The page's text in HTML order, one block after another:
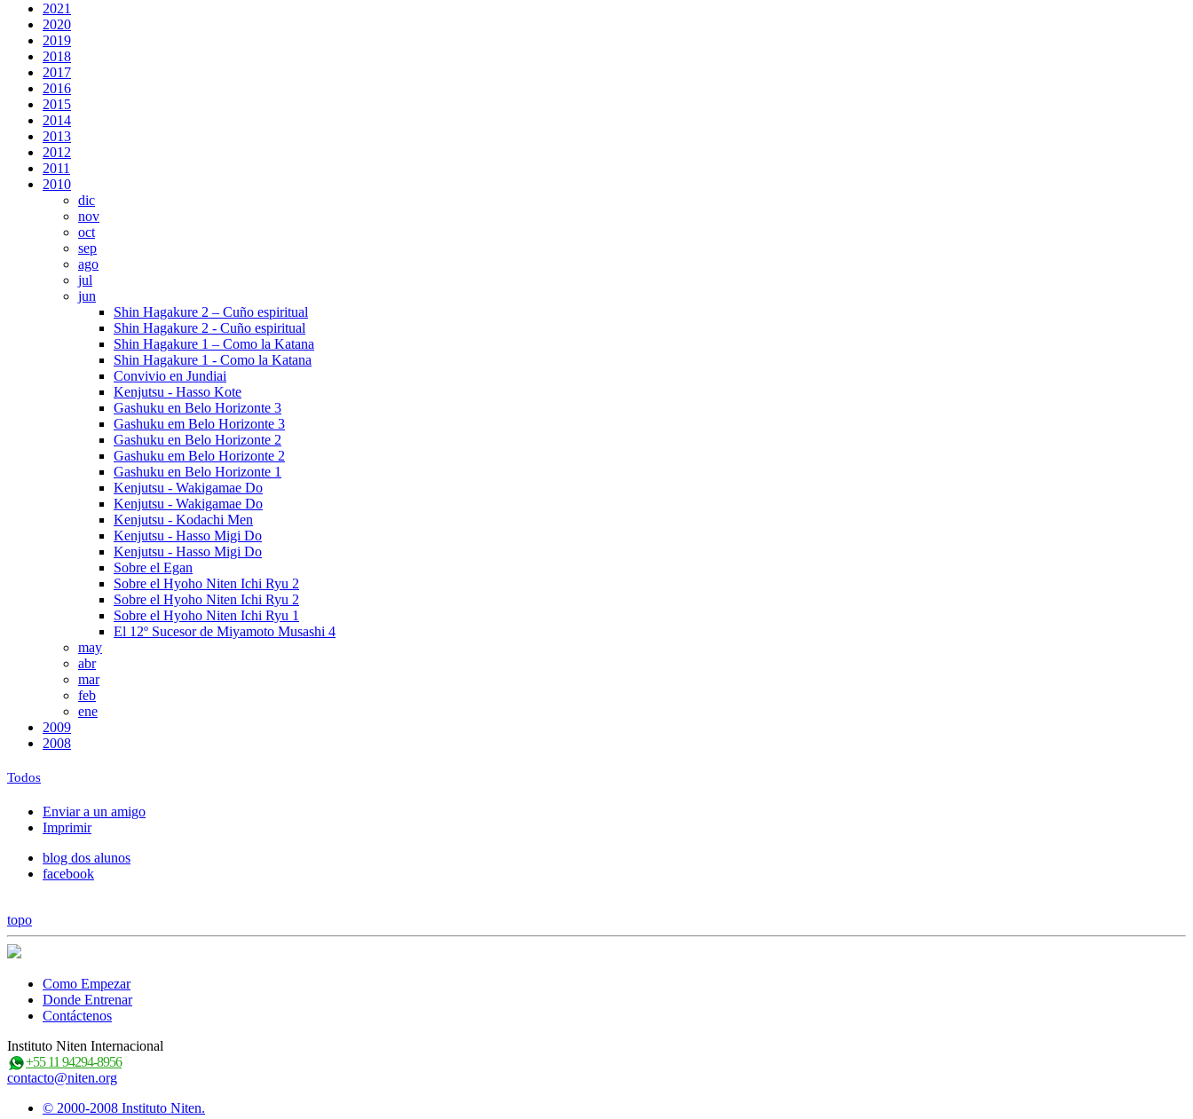
2021
2020
2019
2018
2017
2016
2015
2014
2013
2012
2011
2010
dic
nov
oct
sep
ago
jul
jun
Shin Hagakure 2 – Cuño espiritual
Shin Hagakure 2 - Cuño espiritual
Shin Hagakure 1 – Como la Katana
Shin Hagakure 1 - Como la Katana
Convivio en Jundiai
Kenjutsu - Hasso Kote
Gashuku en Belo Horizonte 3
Gashuku em Belo Horizonte 3
Gashuku en Belo Horizonte 2
Gashuku em Belo Horizonte 2
Gashuku en Belo Horizonte 1
Kenjutsu - Wakigamae Do
Kenjutsu - Wakigamae Do
Kenjutsu - Kodachi Men
Kenjutsu - Hasso Migi Do
Kenjutsu - Hasso Migi Do
Sobre el Egan
Sobre el Hyoho Niten Ichi Ryu 2
Sobre el Hyoho Niten Ichi Ryu 2
Sobre el Hyoho Niten Ichi Ryu 1
El 12º Sucesor de Miyamoto Musashi 4
may
abr
mar
feb
ene
2009
2008
Todos
Enviar a un amigo
Imprimir
blog dos alunos
facebook
topo
Como Empezar
Donde Entrenar
Contáctenos
Instituto Niten Internacional
+55 11 94294-8956
contacto@niten.org
© 2000-2008 Instituto Niten.